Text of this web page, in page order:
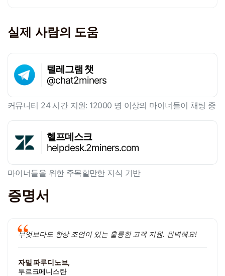
실제 사람의 도움
텔레그램 챗
@chat2miners
커뮤니티 24 시간 지원: 12000 명 이상의 마이너들이 채팅 중
헬프데스크
helpdesk.2miners.com
마이너들을 위한 주목할만한 지식 기반
증명서
무엇보다도 항상 조언이 있는 훌륭한 고객 지원. 완벽해요!
자밀 파루디노브,
투르크메니스탄